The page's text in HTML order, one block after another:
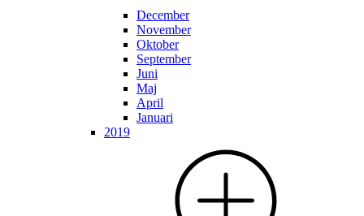
December
November
Oktober
September
Juni
Maj
April
Januari
2019